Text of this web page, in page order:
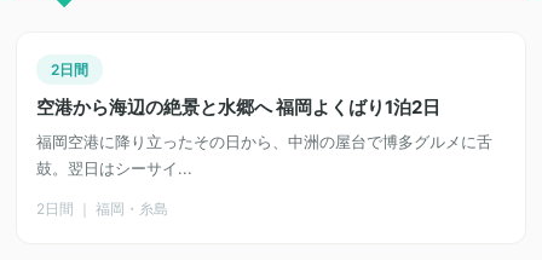
2日間
空港から海辺の絶景と水郷へ 福岡よくばり1泊2日
福岡空港に降り立ったその日から、中洲の屋台で博多グルメに舌
鼓。翌日はシーサイ...
2日間 ｜ 福岡・糸島